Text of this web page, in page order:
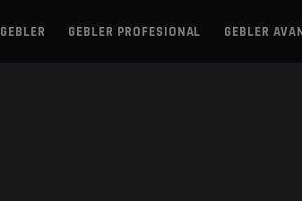
GEBLER GEBLER PROFESIONAL GEBLER